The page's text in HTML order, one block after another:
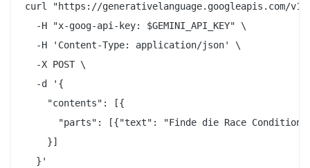
curl "https://generativelanguage.googleapis.com/
  -H "x-goog-api-key: $GEMINI_API_KEY" \
  -H 'Content-Type: application/json' \
  -X POST \
  -d '{
    "contents": [{
"parts": [{"text": "Finde die Race
    }]
  }'